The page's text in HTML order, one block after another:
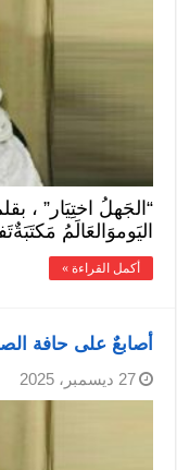
“الجَهلُ اختِيَار” ،
اليَوموَالعَالَمُ
أكمل القراءة »
أصابعٌ على حافة
27 ديسمبر، 2025